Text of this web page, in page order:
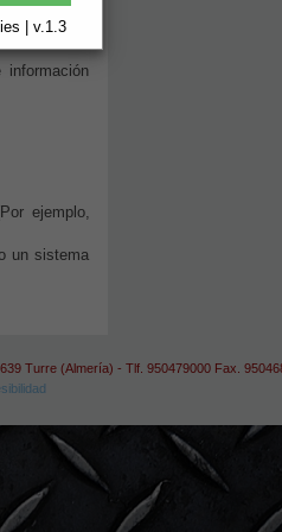
| v.1.3
Web,
ejemplo,
un sistema
Turre (Almería) - Tlf. 950479000 Fax.